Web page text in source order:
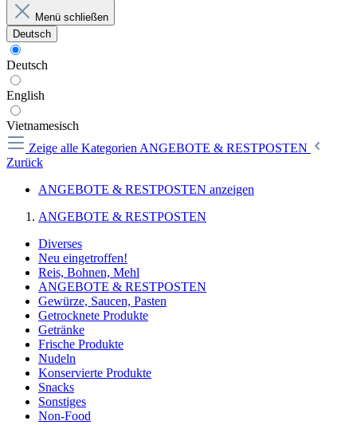
Menü schließen
Deutsch
Deutsch
English
Vietnamesisch
Zeige alle Kategorien ANGEBOTE & RESTPOSTEN
Zurück
ANGEBOTE & RESTPOSTEN anzeigen
ANGEBOTE & RESTPOSTEN
Diverses
Neu eingetroffen!
Reis, Bohnen, Mehl
ANGEBOTE & RESTPOSTEN
Gewürze, Saucen, Pasten
Getrocknete Produkte
Getränke
Frische Produkte
Nudeln
Konservierte Produkte
Snacks
Sonstiges
Non-Food